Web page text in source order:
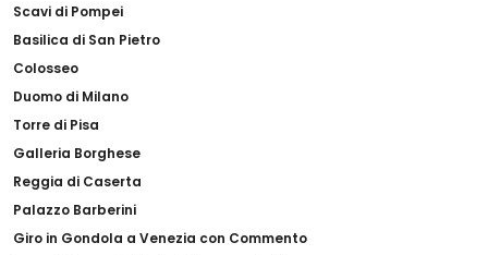
Scavi di Pompei
Basilica di San Pietro
Colosseo
Duomo di Milano
Torre di Pisa
Galleria Borghese
Reggia di Caserta
Palazzo Barberini
Giro in Gondola a Venezia con Commento